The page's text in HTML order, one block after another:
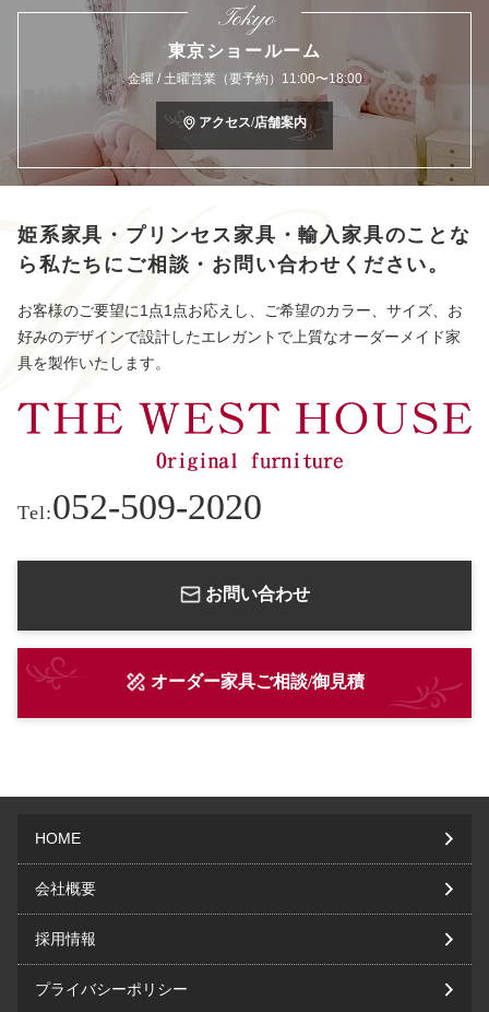
Tokyo
東京ショールーム
金曜 / 土曜営業（要予約）11:00〜18:00
アクセス/店舗案内
姫系家具・プリンセス家具・輸入家具のことな
ら 私たちにご相談・お問い合わせください。
お客様のご要望に1点1点お応えし、ご希望のカラー、サイズ、お
好みのデザインで設計したエレガントで上質なオーダーメイド家
具を製作いたします。
Tel:052-509-2020
お問い合わせ
オーダー家具ご相談/御見積
HOME
会社概要
採用情報
プライバシーポリシー